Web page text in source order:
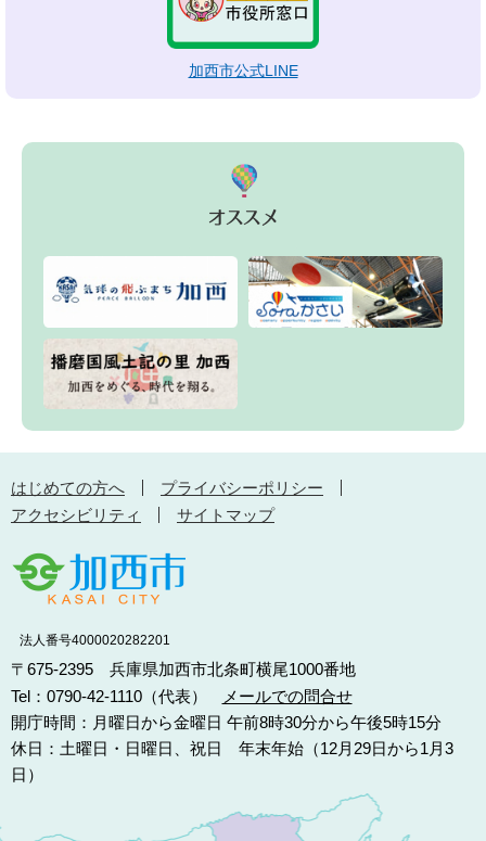
加西市公式LINE
はじめての方へ
プライバシーポリシー
アクセシビリティ
サイトマップ
法人番号4000020282201
〒675-2395 兵庫県加西市北条町横尾1000番地
Tel：0790-42-1110（代表）
メールでの問合せ
開庁時間：月曜日から金曜日 午前8時30分から午後5時15分
休日：土曜日・日曜日、祝日 年末年始（12月29日から1月3
日）